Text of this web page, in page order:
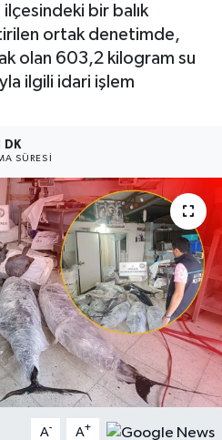
bir balık
ortak denetimde,
olan 603,2 kilogram su
ilgili idari işlem
DK
SÜRESI
A- A+